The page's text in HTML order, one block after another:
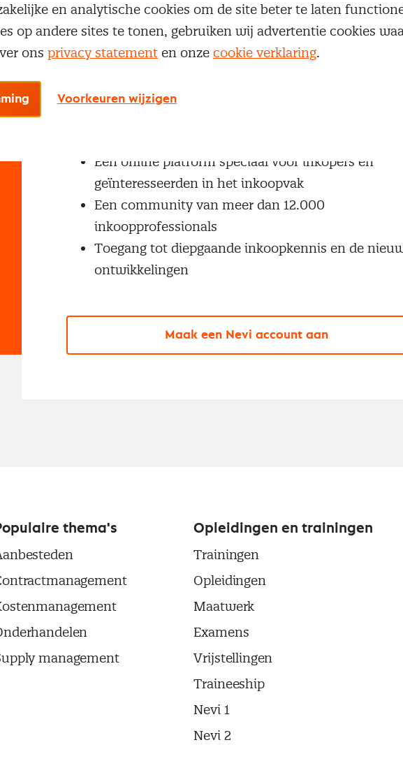
Nog geen Nevi account?
Een online platform speciaal voor inkopers en
geïnteresseerden in het inkoopvak
Een community van meer dan 12.000
inkoopprofessionals
Toegang tot diepgaande inkoopkennis en de
ontwikkelingen
Maak een Nevi account aan
thema's
management
Opleidingen en trainingen
Trainingen
Opleidingen
Maatwerk
Examens
Vrijstellingen
Traineeship
Nevi 1
Nevi 2
en analytische cookies om de site beter te laten
op andere sites te tonen, gebruiken wij advertentie cookies
ons privacy statement en onze cookie verklaring.
Voorkeuren wijzigen